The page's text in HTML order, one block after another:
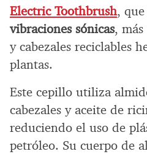
Electric Toothbrush,
vibraciones sónicas, más
y cabezales reciclables
plantas.
Este cepillo utiliza
cabezales y aceite de
reduciendo el uso de
petróleo. Su cuerpo de